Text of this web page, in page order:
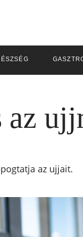
az ujjait.